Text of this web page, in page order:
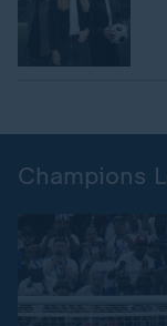
Champions